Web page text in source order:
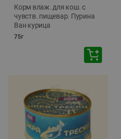
Корм влаж. для кош. с
чувств. пищевар. Пурина
Ван курица
75г